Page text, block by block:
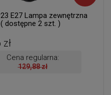
E27 Lampa zewnętrzna
dostępne 2 szt. )
Cena regularna:
129,88 zł